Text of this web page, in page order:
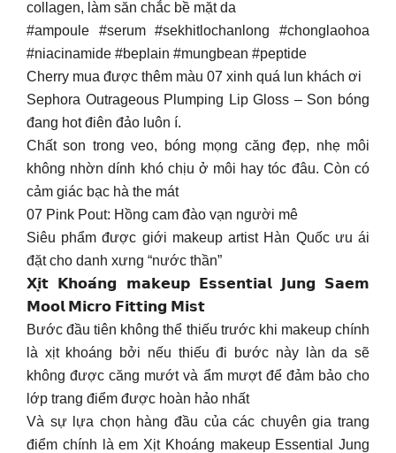
collagen, làm săn chắc bề mặt da
#ampoule #serum #sekhitlochanlong #chonglaohoa
#niacinamide #beplain #mungbean #peptide
Cherry mua được thêm màu 07 xinh quá lun khách ơi
Sephora Outrageous Plumping Lip Gloss – Son bóng
đang hot điên đảo luôn í.
Chất son trong veo, bóng mọng căng đẹp, nhẹ môi
không nhờn dính khó chịu ở môi hay tóc đâu. Còn có
cảm giác bạc hà the mát
07 Pink Pout: Hồng cam đào vạn người mê
Siêu phẩm được giới makeup artist Hàn Quốc ưu ái
đặt cho danh xưng “nước thần”
𝗫𝗶̣𝘁 𝗞𝗵𝗼𝗮́𝗻𝗴 𝗺𝗮𝗸𝗲𝘂𝗽 𝗘𝘀𝘀𝗲𝗻𝘁𝗶𝗮𝗹 𝗝𝘂𝗻𝗴 𝗦𝗮𝗲𝗺
𝗠𝗼𝗼𝗹 𝗠𝗶𝗰𝗿𝗼 𝗙𝗶𝘁𝘁𝗶𝗻𝗴 𝗠𝗶𝘀𝘁
Bước đầu tiên không thể thiếu trước khi makeup chính
là xịt khoáng bởi nếu thiếu đi bước này làn da sẽ
không được căng mướt và ẩm mượt để đảm bảo cho
lớp trang điểm được hoàn hảo nhất
Và sự lựa chọn hàng đầu của các chuyên gia trang
điểm chính là em Xịt Khoáng makeup Essential Jung